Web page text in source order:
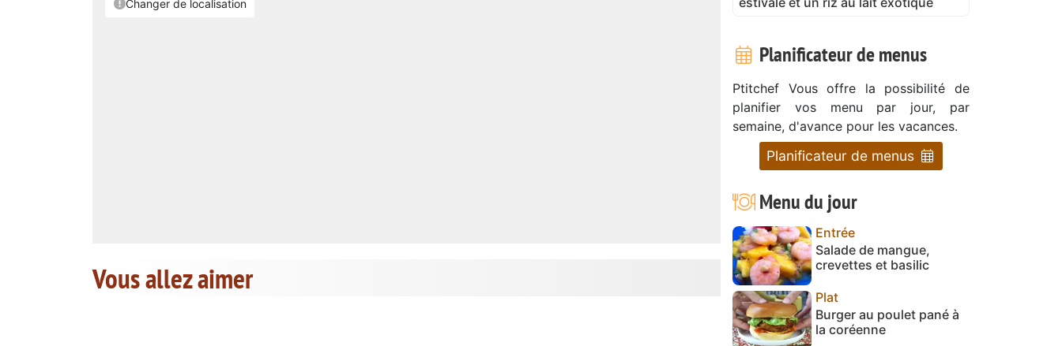
Vous allez aimer
Planificateur de menus
Ptitchef Vous offre la possibilité de
planifier vos menu par jour, par
semaine, d'avance pour les vacances.
Planificateur de menus
Menu du jour
Entrée
Salade de mangue,
crevettes et basilic
Plat
Burger au poulet pané à
la coréenne